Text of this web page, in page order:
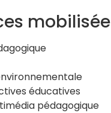
éducatives
pédagogique